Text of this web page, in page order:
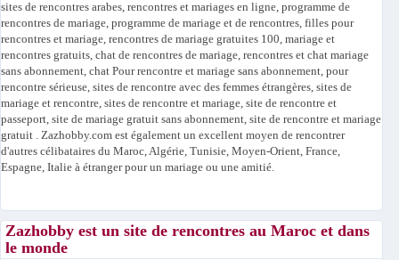
sites de rencontres arabes, rencontres et mariages en ligne, programme de
rencontres de mariage, programme de mariage et de rencontres, filles pour
rencontres et mariage, rencontres de mariage gratuites 100, mariage et
rencontres gratuits, chat de rencontres de mariage, rencontres et chat mariage
sans abonnement, chat Pour rencontre et mariage sans abonnement, pour
rencontre sérieuse, sites de rencontre avec des femmes étrangères, sites de
mariage et rencontre, sites de rencontre et mariage, site de rencontre et
passeport, site de mariage gratuit sans abonnement, site de rencontre et mariage
gratuit . Zazhobby.com est également un excellent moyen de rencontrer
d'autres célibataires du Maroc, Algérie, Tunisie, Moyen-Orient, France,
Espagne, Italie à étranger pour un mariage ou une amitié.
Zazhobby est un site de rencontres au Maroc et dans
le monde